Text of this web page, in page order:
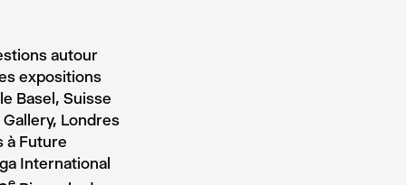
autour
expositions
Basel, Suisse
Londres
à Future
International